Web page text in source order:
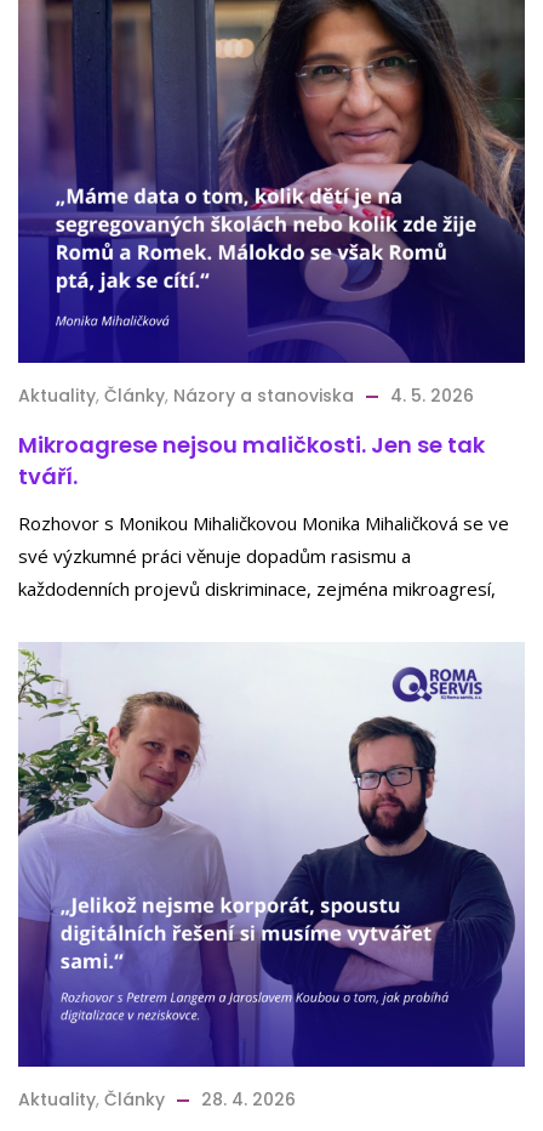
Aktuality, Články, Názory a stanoviska 4. 5. 2026
Mikroagrese nejsou maličkosti. Jen se tak
tváří.
Rozhovor s Monikou Mihaličkovou Monika Mihaličková se ve
své výzkumné práci věnuje dopadům rasismu a
každodenních projevů diskriminace, zejména mikroagresí,
Aktuality, Články 28. 4. 2026